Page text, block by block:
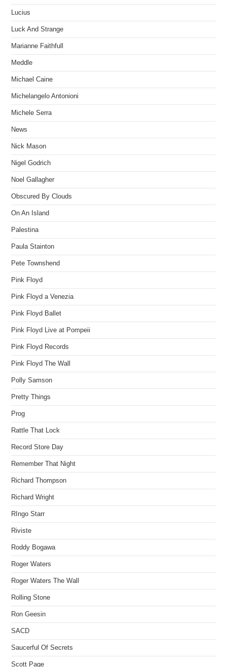
Lucius
Luck And Strange
Marianne Faithfull
Meddle
Michael Caine
Michelangelo Antonioni
Michele Serra
News
Nick Mason
Nigel Godrich
Noel Gallagher
Obscured By Clouds
On An Island
Palestina
Paula Stainton
Pete Townshend
Pink Floyd
Pink Floyd a Venezia
Pink Floyd Ballet
Pink Floyd Live at Pompeii
Pink Floyd Records
Pink Floyd The Wall
Polly Samson
Pretty Things
Prog
Rattle That Lock
Record Store Day
Remember That Night
Richard Thompson
Richard Wright
RIngo Starr
Riviste
Roddy Bogawa
Roger Waters
Roger Waters The Wall
Rolling Stone
Ron Geesin
SACD
Saucerful Of Secrets
Scott Page